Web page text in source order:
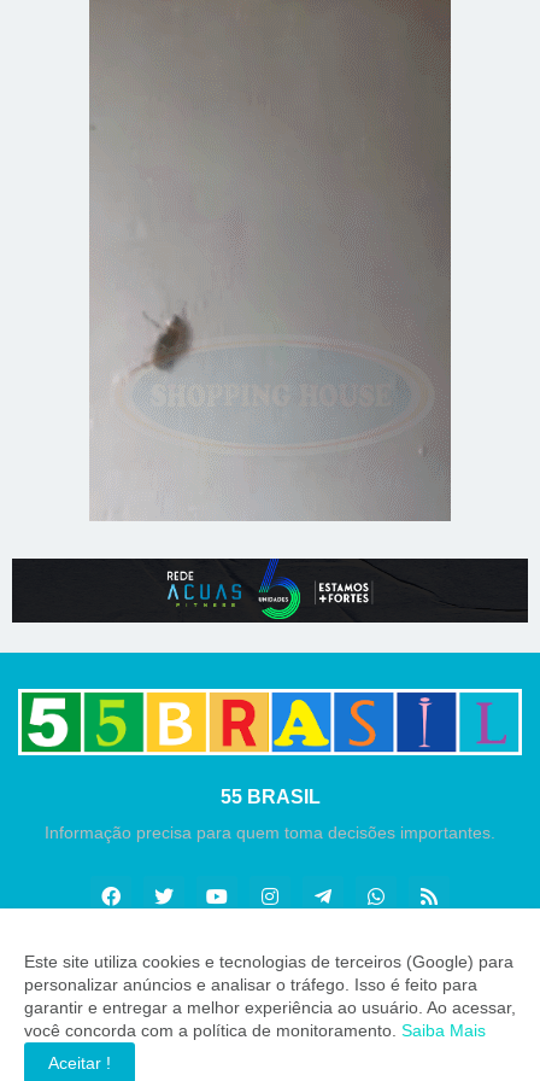
55 BRASIL
Informação precisa para quem toma decisões importantes.
Copyright ©202655 Brasil
INÍCIO SOBRE CONTATO LGPD
EXPEDIENTE
EDITORIAL
Este site utiliza cookies e tecnologias de terceiros (Google) para
personalizar anúncios e analisar o tráfego. Isso é feito para
garantir e entregar a melhor experiência ao usuário. Ao acessar,
você concorda com a política de monitoramento. Saiba Mais
Aceitar !